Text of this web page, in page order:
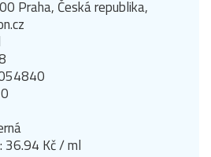
Praha, Česká republika,
36.94 Kč / ml